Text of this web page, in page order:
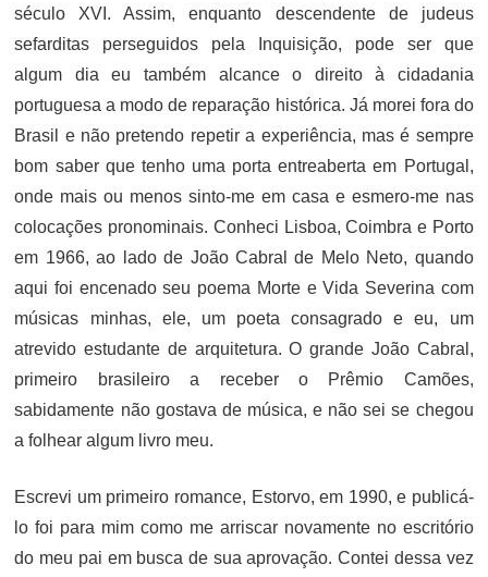
século XVI. Assim, enquanto descendente de judeus
sefarditas perseguidos pela Inquisição, pode ser que
algum dia eu também alcance o direito à cidadania
portuguesa a modo de reparação histórica. Já morei fora do
Brasil e não pretendo repetir a experiência, mas é sempre
bom saber que tenho uma porta entreaberta em Portugal,
onde mais ou menos sinto-me em casa e esmero-me nas
colocações pronominais. Conheci Lisboa, Coimbra e Porto
em 1966, ao lado de João Cabral de Melo Neto, quando
aqui foi encenado seu poema Morte e Vida Severina com
músicas minhas, ele, um poeta consagrado e eu, um
atrevido estudante de arquitetura. O grande João Cabral,
primeiro brasileiro a receber o Prêmio Camões,
sabidamente não gostava de música, e não sei se chegou
a folhear algum livro meu.
Escrevi um primeiro romance, Estorvo, em 1990, e publicá-
lo foi para mim como me arriscar novamente no escritório
do meu pai em busca de sua aprovação. Contei dessa vez